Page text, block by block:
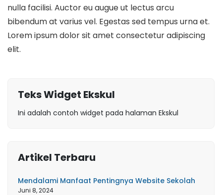
nulla facilisi. Auctor eu augue ut lectus arcu
bibendum at varius vel. Egestas sed tempus urna et.
Lorem ipsum dolor sit amet consectetur adipiscing
elit.
Teks Widget Ekskul
Ini adalah contoh widget pada halaman Ekskul
Artikel Terbaru
Mendalami Manfaat Pentingnya Website Sekolah
Juni 8, 2024